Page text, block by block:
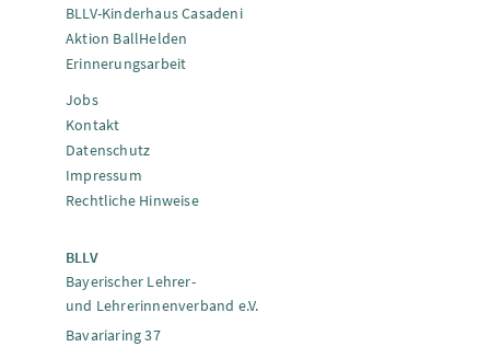
BLLV-Kinderhaus Casadeni
Aktion BallHelden
Erinnerungsarbeit
Jobs
Kontakt
Datenschutz
Impressum
Rechtliche Hinweise
BLLV
Bayerischer Lehrer-
und Lehrerinnenverband e.V.
Bavariaring 37